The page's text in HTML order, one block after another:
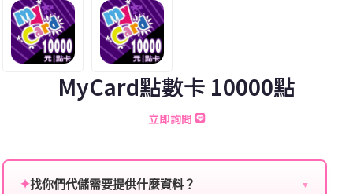
MyCard點數卡 10000點
立即詢問
✦找你們代儲需要提供什麼資料？ ▼